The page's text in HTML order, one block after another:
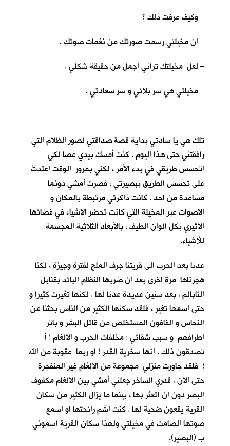
– وكيف عرفت ذلك ؟
– ان مخيلتي رسمت صورتك من نغمات صوتكِ .
– لعل مخيلتك تراني اجمل من حقيقة شكلي .
– مخيلتي هي سر بلائي و سر سعادتي .
تلك هي يا سادتي بداية قصة صداقتي لصور الظلام التي
رافقتني حتى هذا اليوم . كنت أمسك بيدي عصا لكي
اتحسس طريقي في بدء الأمر ، لكني بمرور الوقت اعتدتُ
على تحسس الطريق ببصيرتي ، فصرت أمشي دونما
مساعدة من احد . كانت ذاكرتي مرتبطة بالمكان و
الاصوات عبر المخيلة التي كانت تحضر الاشياء في فضائها
الاثيري بكل الوان الطيف ، بالأبعاد الثلاثية المجسمة
للأشياء.
عدنا بعد الحرب الى قريتنا جرف الملح لفترة وجيزة ، لكنا
هجرناها مرة اخرى بعد ان ضربها النظام البائد بقنابل
النّابالم . بعد سنين عديدة عدنا لها . لكنها تغيرت كثيرا و
حتى اسمها تغير ، فلقد سكنها الكثير من الناس بحثنا عن
النحاس و الفافون المستخلص من قاتل البشر و باتر
اطرافهم و سبب شقائي : مخلفات الحرب و الالغام ! أ
تصدقون ذلك ، انها سخرية القدر ! او ربما عقوبة من الله
! فلقد جاورتْ منزلي مجموعة من الالغام غير المنفجرة
حتى الان . قدري الساخر جعلني أمشي بين الالغام مكفوف
البصر دون ان اتعثر بها ، بينما ما يزال الكثير من سكان
القرية يقعون ضحية لها . كنت اشم رائحتها او اسمع
صوتها الصامت في مخيلتي ولهذا سكان القرية اسموني
ب (البصير).